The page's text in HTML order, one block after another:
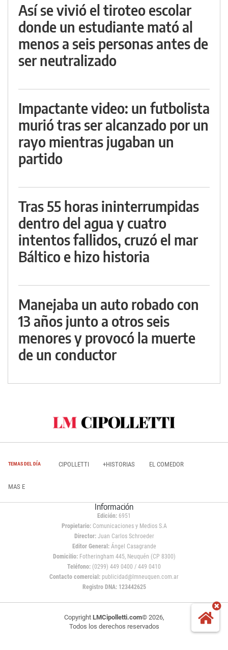
Así se vivió el tiroteo escolar
donde un estudiante mató al
menos a seis personas antes de
ser neutralizado
Impactante video: un futbolista
murió tras ser alcanzado por un
rayo mientras jugaban un
partido
Tras 55 horas ininterrumpidas
dentro del agua y cuatro
intentos fallidos, cruzó el mar
Báltico e hizo historia
Manejaba un auto robado con
13 años junto a otros seis
menores y provocó la muerte
de un conductor
TEMAS DEL DÍA CIPOLLETTI +HISTORIAS EL COMEDOR
MAS E
Información
Edición: 6951
Propietario:Comunicaciones y Medios S.A
Director: Juan Carlos Schroeder
Editor General:Ángel Casagrande
Domicilio:Fotheringham 445, Neuquén (CP 8300)
Teléfono: (0299) 449 0400 / 449 0410
Contacto comercial: publicidad@lmneuquen.com.ar
Registro DNA: 123442625
Copyright LMCipolletti.com© 2026,
Todos los derechos reservados